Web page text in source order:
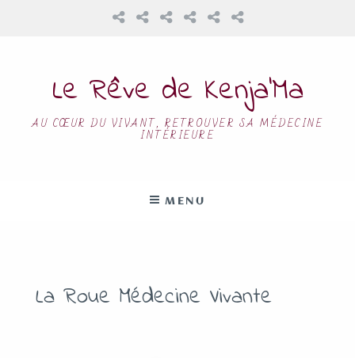
Le Rêve de Kenja’Ma
AU CŒUR DU VIVANT, RETROUVER SA MÉDECINE
INTÉRIEURE
MENU
La Roue Médecine Vivante